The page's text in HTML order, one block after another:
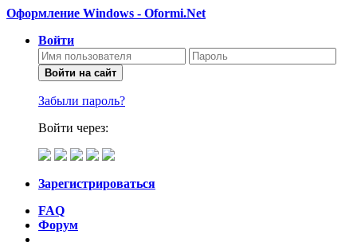
Оформление Windows - Oformi.Net
Войти
Войти на сайт
Забыли пароль?
Войти через:
Зарегистрироваться
FAQ
Форум